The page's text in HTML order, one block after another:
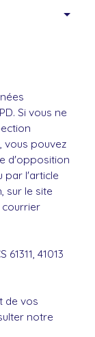
Si vous ne
vous pouvez
d'opposition
par l'article
sur le site
41013
de vos
notre